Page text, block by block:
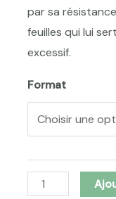
par sa
feuilles qui lui
excessif.
Format
quantité